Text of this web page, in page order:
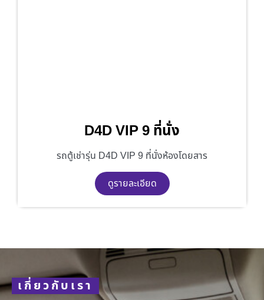
D4D VIP 9 ที่นั่ง
รถตู้เช่ารุ่น D4D VIP 9 ที่นั่งห้องโดยสาร
ดูรายละเอียด
เกี่ยวกับเรา